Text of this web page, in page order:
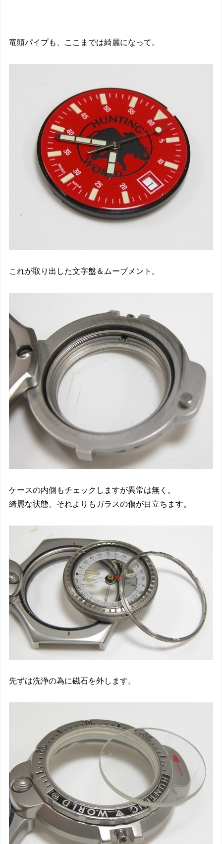
竜頭パイプも、ここまでは綺麗になって。
これが取り出した文字盤＆ムーブメント。
ケースの内側もチェックしますが異常は無く。
綺麗な状態、それよりもガラスの傷が目立ちます。
先ずは洗浄の為に磁石を外します。